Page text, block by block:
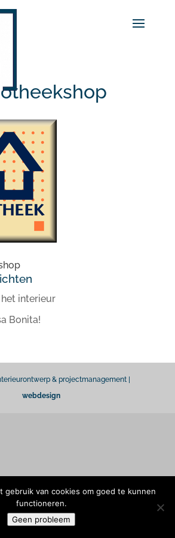
interieur
Bonita!
& projectmanagement |
webdesign
gebruik van cookies om goed te kunnen
functioneren.
Geen probleem